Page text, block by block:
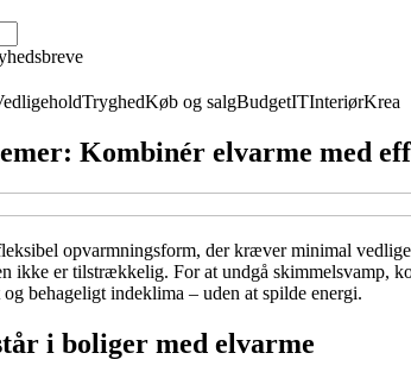
TryghedKøb og salgBudgetITInteriørKrea
Kombinér elvarme med
opvarmningsform, der kræver minimal
ikke er tilstrækkelig. For at undgå skimmelsvamp,
behageligt indeklima – uden at spilde energi.
i boliger med elvarme